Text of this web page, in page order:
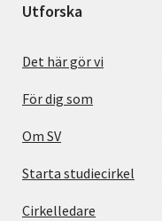
Utforska
Det här gör vi
För dig som
Om SV
Starta studiecirkel
Cirkelledare